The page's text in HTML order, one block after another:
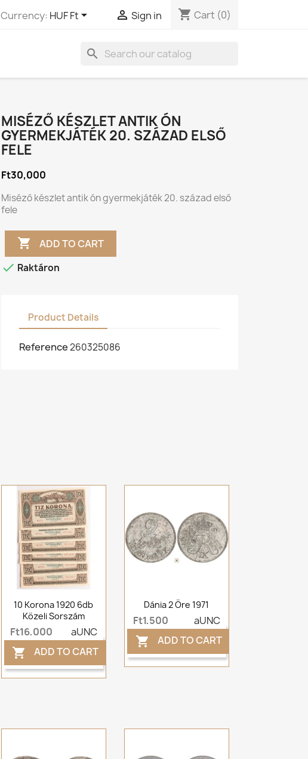
Currency: HUF Ft  Sign in shopping_cart Cart (0)
search
MISÉZŐ KÉSZLET ANTIK ÓN
GYERMEKJÁTÉK 20. SZÁZAD ELSŐ
FELE
Ft30,000
Miséző készlet antik ón gyermekjáték 20. század első
fele
 ADD TO CART
 Raktáron
Product Details
Reference260325086
10 Korona 1920 6db
Közeli Sorszám
Ft16,000 aUNC
 ADD TO CART
Dánia 2 Öre 1971
Ft1,500 aUNC
 ADD TO CART